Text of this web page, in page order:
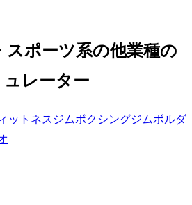
スポーツ系の他業種の
レーター
ットネスジムボクシングジムボルダ